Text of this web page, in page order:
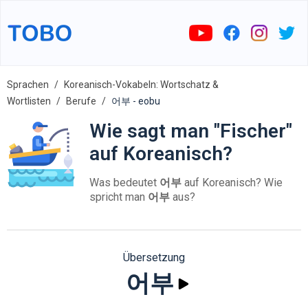
Sprachen
Koreanisch-Vokabeln: Wortschatz &
Wortlisten
Berufe 어부 - eobu
Wie sagt man "Fischer"
auf Koreanisch?
Was bedeutet 어부 auf Koreanisch? Wie
spricht man 어부 aus?
Übersetzung
어부